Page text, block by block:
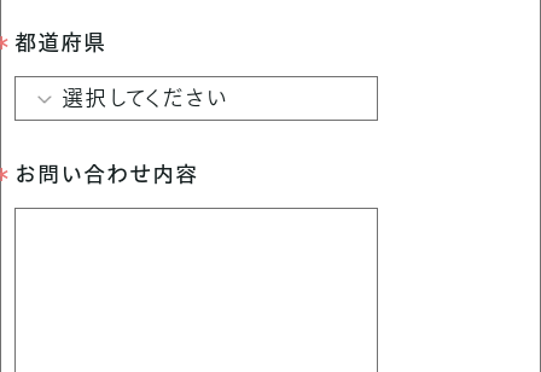
都道府県
選択してください
お問い合わせ内容